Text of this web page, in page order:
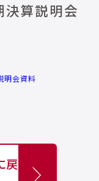
算説明会
明会資料
戻